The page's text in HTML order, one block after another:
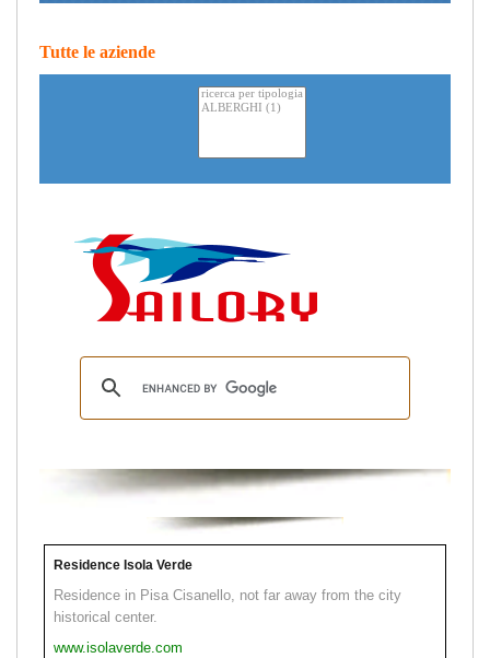
Tutte le aziende
Residence Isola Verde
Residence in Pisa Cisanello, not far away from the city
historical center.
www.isolaverde.com